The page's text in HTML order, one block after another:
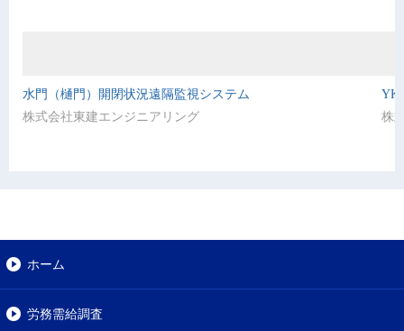
水門（樋門）開閉状況遠隔監視システム
株式会社東建エンジニアリング
株
ホーム
労務需給調査